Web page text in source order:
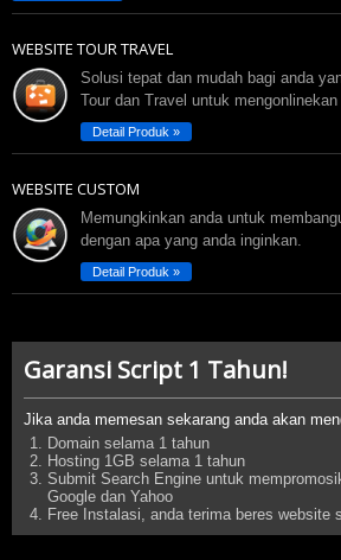
WEBSITE TOUR TRAVEL
Solusi tepat dan mudah bagi anda
Tour dan Travel untuk
Detail Produk »
WEBSITE CUSTOM
Memungkinkan anda untuk
dengan apa yang anda inginkan.
Detail Produk »
Garansi Script 1 Tahun!
Jika anda memesan sekarang anda akan
Domain selama 1 tahun
Hosting 1GB selama 1 tahun
Submit Search Engine untuk
Google dan Yahoo
Free Instalasi, anda terima beres website